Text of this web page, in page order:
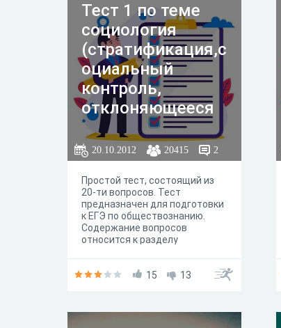
Тест 1 по теме
социология
(стратификация,с
оциальный
контроль,
отклоняющееся
поведение)
20.10.2012 20415 2
Простой тест, состоящий из
20-ти вопросов. Тест
предназначен для подготовки
к ЕГЭ по обществознанию.
Содержание вопросов
относится к разделу
социальный статус,
15 13